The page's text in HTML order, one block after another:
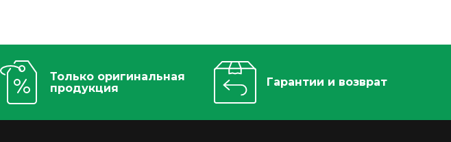
Только оригинальная
продукция
Гарантии и возврат